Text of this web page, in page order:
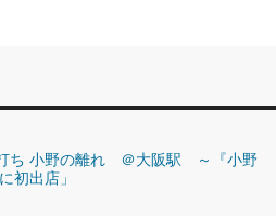
ち 小野の離れ ＠大阪駅 ～『小野
初出店」